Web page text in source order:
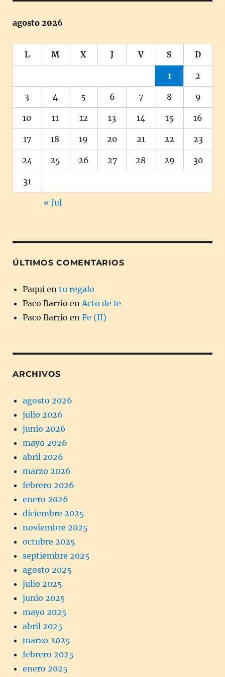
agosto 2026
L M X J V S D
1 2
3 4 5 6 7 8 9
10 11 12 13 14 15 16
17 18 19 20 21 22 23
24 25 26 27 28 29 30
31
« Jul
ÚLTIMOS COMENTARIOS
Paqui en tu regalo
Paco Barrio en Acto de fe
Paco Barrio en Fe (II)
ARCHIVOS
agosto 2026
julio 2026
junio 2026
mayo 2026
abril 2026
marzo 2026
febrero 2026
enero 2026
diciembre 2025
noviembre 2025
octubre 2025
septiembre 2025
agosto 2025
julio 2025
junio 2025
mayo 2025
abril 2025
marzo 2025
febrero 2025
enero 2025